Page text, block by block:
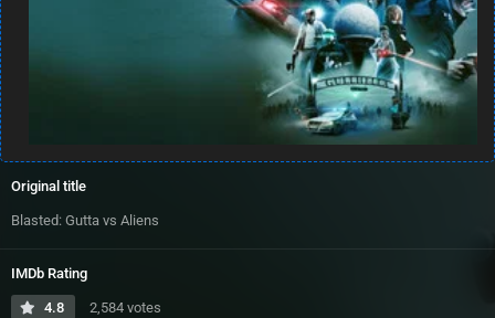
Original title
Blasted: Gutta vs Aliens
IMDb Rating
4.8 2,584 votes